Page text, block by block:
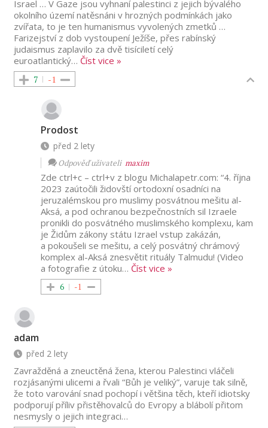
Israel … V Gaze jsou vyhnaní palestinci z jejich bývalého
okolního území natěsnáni v hrozných podmínkách jako
zvířata, to je ten humanismus vyvolených zmetků …
Farizejství z dob vystoupení Ježíše, přes rabínský
judaismus zaplavilo za dvě tisíciletí celý
euroatlantický… Číst vice »
7 -1
Prodost
před 2 lety
Odpověď uživatelimaxim
Zde ctrl+c – ctrl+v z blogu Michalapetr.com: “4. října
2023 zaútočili židovští ortodoxní osadníci na
jeruzalémskou pro muslimy posvátnou mešitu al-
Aksá, a pod ochranou bezpečnostních sil Izraele
pronikli do posvátného muslimského komplexu, kam
je Židům zákony státu Izrael vstup zakázán,
a pokoušeli se mešitu, a celý posvátný chrámový
komplex al-Aksá znesvětit rituály Talmudu! (Video
a fotografie z útoku… Číst vice »
6 -1
adam
před 2 lety
Zavražděná a zneuctěná žena, kterou Palestinci vláčeli
rozjásanými ulicemi a řvali “Bůh je veliký”, varuje tak silně,
že toto varování snad pochopí i většina těch, kteří idiotsky
podporují příliv přistěhovalců do Evropy a blábolí přitom
nesmysly o jejich integraci…